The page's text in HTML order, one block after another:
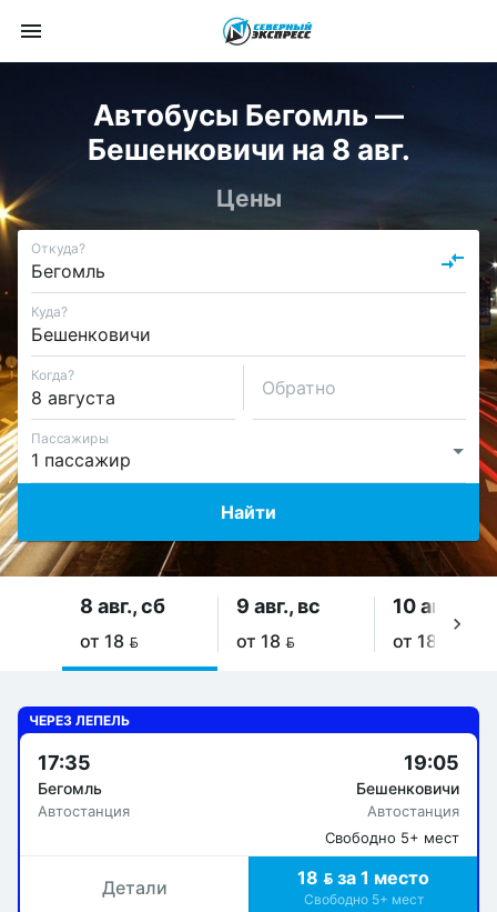
Автобусы Бегомль —
Бешенковичи на 8 авг.
Цены
Откуда?
Куда?
Когда?
Обратно
Пассажиры
Найти
8 авг., сб
от 18 
9 авг., вс
от 18 
10 авг., пн
от 18 
ЧЕРЕЗ ЛЕПЕЛЬ
17:35
Бегомль
Автостанция
19:05
Бешенковичи
Автостанция
Свободно 5+ мест
Детали 18  за 1 место
Свободно 5+ мест